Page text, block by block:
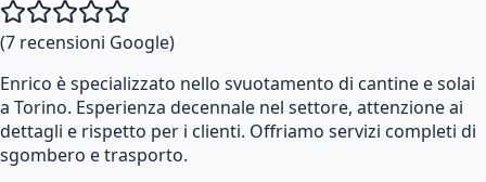
(7 recensioni Google)
Enrico è specializzato nello svuotamento di cantine e solai
a Torino. Esperienza decennale nel settore, attenzione ai
dettagli e rispetto per i clienti. Offriamo servizi completi di
sgombero e trasporto.